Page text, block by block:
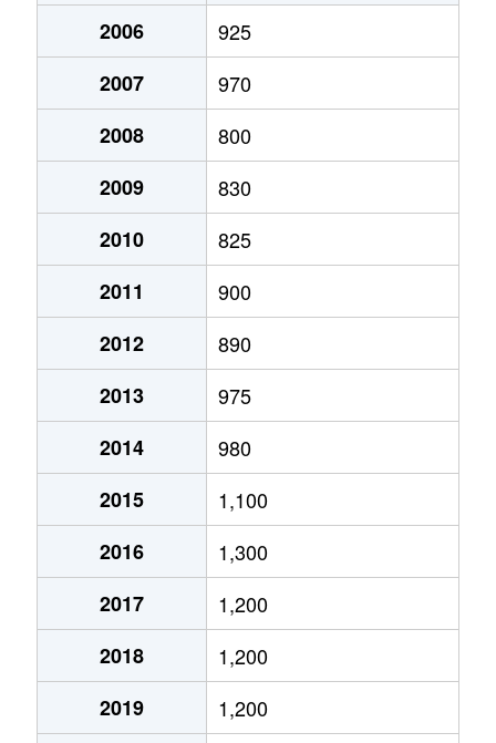
手稲本町１条
2,400万円
手稲本町２条
3,000万円
手稲本町２条
2,500万円
手稲本町３条
2,400万円
富丘２条
2,500万円
富丘２条
1,100万円
富丘２条
1,600万円
富丘２条
1,400万円
富丘２条
2,000万円
西宮の沢６条
2,200万円
星置１条
2,300万円
星置１条
1,800万円
星置１条
1,500万円
星置２条
1,400万円
2006
925
2007
970
2008
800
2009
830
2010
825
2011
900
2012
890
2013
975
2014
980
2015
1,100
2016
1,300
2017
1,200
2018
1,200
2019
1,200